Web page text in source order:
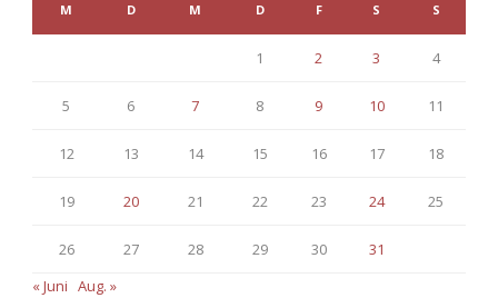
M D M D F S S
1 2 3 4
5 6 7 8 9 10 11
12 13 14 15 16 17 18
19 20 21 22 23 24 25
26 27 28 29 30
31
« Juni Aug. »